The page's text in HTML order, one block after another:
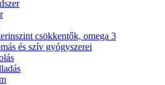
csökkentők, omega 3
és szív gyógyszerei